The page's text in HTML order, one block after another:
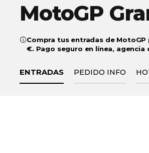
MotoGP
Compra tus entradas de
€. Pago seguro en línea,
ENTRADAS PEDIDO INFO